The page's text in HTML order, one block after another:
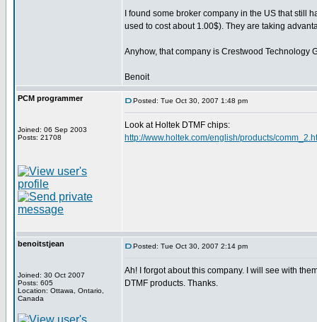
I found some broker company in the US that still
used to cost about 1.00$). They are taking
Anyhow, that company is Crestwood Technology
Benoit
PCM programmer
Joined: 06 Sep 2003
Posts: 21708
Posted: Tue Oct 30, 2007 1:48 pm
Look at Holtek DTMF chips:
http://www.holtek.com/english/products/
benoitstjean
Joined: 30 Oct 2007
Posts: 605
Location: Ottawa, Ontario,
Canada
Posted: Tue Oct 30, 2007 2:14 pm
Ah! I forgot about this company. I will see with
DTMF products. Thanks.